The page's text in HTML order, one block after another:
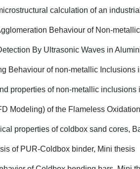
calculation of an
Behaviour of Non-
By Ultrasonic Waves in
Behaviour of non-metallic Inclusions
properties of non-metallic inclusions
Modeling) of the Flameless
properties of coldbox sand cores,
of PUR-Coldbox binder, Mini thesis